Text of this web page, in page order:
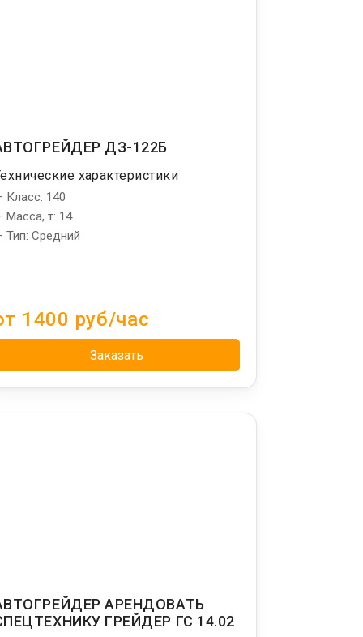
ДЗ-122Б
характеристики
Класс: 140
Масса, т: 14
Тип: Средний
1400 руб/час
Заказать
АРЕНДОВАТЬ
ГРЕЙДЕР ГС 14.02